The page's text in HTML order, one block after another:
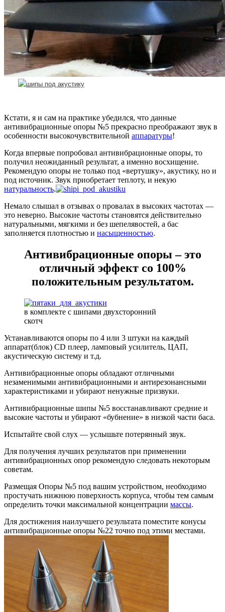
Кстати, я и сам на практике убедился, что данные
антивибрационные опоры №5 прекрасно преображают звук в
особенности высокочувствительной аппаратуры!
Когда впервые попробовал антивибрационные опоры, то
получил неожиданный результат, а именно восхищение.
Рекомендую опоры не только под «вертушку», акустику, но и
под источник. Звук приобретает теплоту, и некую
натуральность.
Немало слышал в отзывах о провалах в высоких частотах —
это неверно. Высокие частоты становятся действительно
натуральными, мягкими и без шепелявостей, а бас
заполняется плотностью и насыщенностью.
Антивибрационные опоры – это
отличный эффект со 100%
положительным результатом.
в комплекте с шипами двухсторонний
скотч
Устанавливаются опоры по 4 или 3 штуки на каждый
аппарат(блок) CD плеер, ламповый усилитель, ЦАП,
акустическую систему и т.д.
Антивибрационные опоры обладают отличными
незаменимыми антивибрационными и антирезонансными
характеристиками и убирают ненужные призвуки.
Антивибрационные шипы №5 восстанавливают средние и
высокие частоты и убирают «бубнение» в низкой части баса.
Испытайте свой слух — услышьте потерянный звук.
Для получения лучших результатов при применении
антивибрационных опор рекомендую следовать некоторым
советам.
Размещая Опоры №5 под вашим устройством, необходимо
простучать нижнюю поверхность корпуса, чтобы тем самым
определить точки максимальной концентрации массы.
Для достижения наилучшего результата поместите конусы
антивибрационные опоры №22 точно под этими местами.